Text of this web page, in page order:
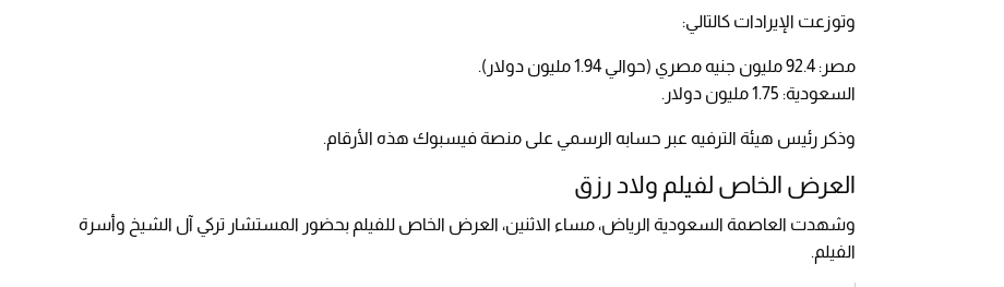
وتوزعت الإيرادات كالتالي:
مصر: 92.4 مليون جنيه مصري (حوالي 1.94 مليون دولار).
السعودية: 1.75 مليون دولار.
وذكر رئيس هيئة الترفيه عبر حسابه الرسمي على منصة فيسبوك هذه الأرقام.
العرض الخاص لفيلم ولاد رزق
وشهدت العاصمة السعودية الرياض، مساء الاثنين، العرض الخاص للفيلم بحضور المستشار تركي آل الشيخ وأسرة
الفيلم.